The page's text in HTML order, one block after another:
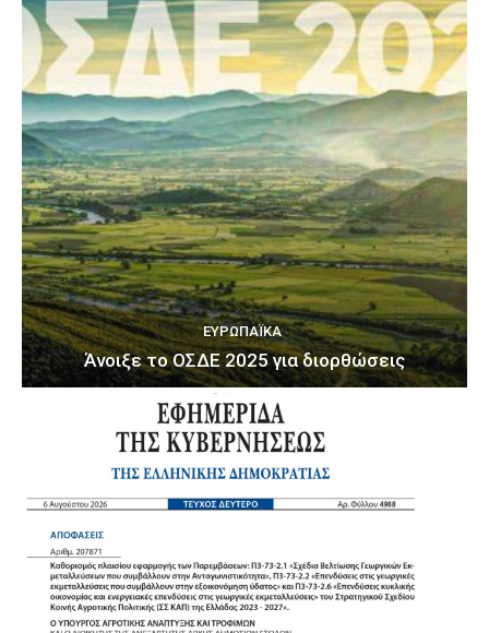
ΕΥΡΩΠΑΪΚΆ
Άνοιξε το ΟΣΔΕ 2025 για διορθώσεις